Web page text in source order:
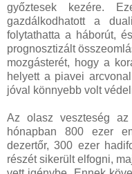
győztesek kezére.
gazdálkodhatott a
folytathatta a háborút,
prognosztizált
mozgásterét, hogy a
helyett a piavei
jóval könnyebb volt
Az olasz veszteség
hónapban 800 ezer
dezertőr, 300 ezer
részét sikerült elfogni,